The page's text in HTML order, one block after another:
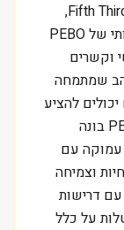
Bancshares (HBAN) ו-Fifth Third Bancorp (FITB),
שהם גדולים ומבוססים יותר. היתרון התחרותי של PEBO
וקשרים
שמתמחה
להציע
ריביות תחרותיות יותר או פריסה ארצית, PEBO בונה
עמוקה עם
וצמיחה
דרישות
על כלל